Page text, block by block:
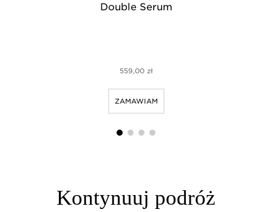
Double Serum
559,00 zł
ZAMAWIAM
1 2 3 4
Kontynuuj podróż